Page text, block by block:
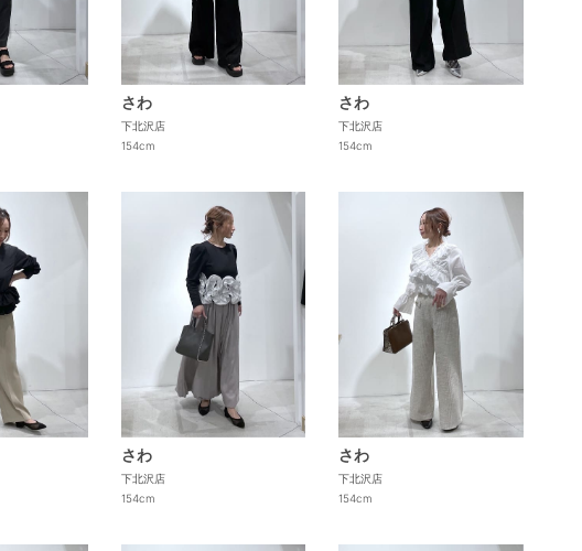
さわ
下北沢店
154cm
さわ
下北沢店
154cm
さわ
下北沢店
154cm
さわ
下北沢店
154cm